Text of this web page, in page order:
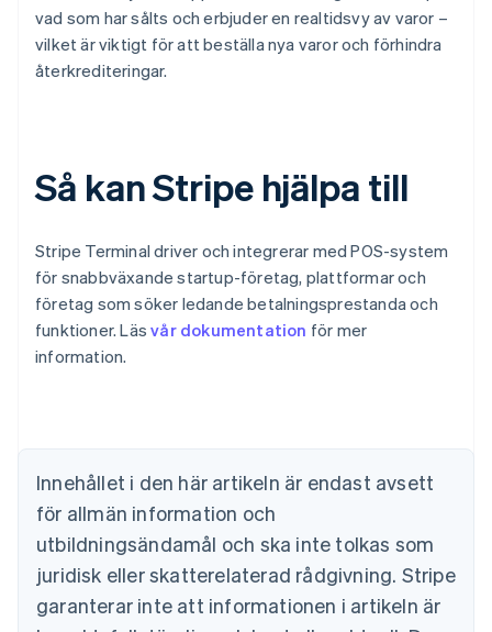
vad som har sålts och erbjuder en realtidsvy av varor –
vilket är viktigt för att beställa nya varor och förhindra
återkrediteringar.
Så kan Stripe hjälpa till
Stripe Terminal driver och integrerar med POS-system
för snabbväxande startup-företag, plattformar och
företag som söker ledande betalningsprestanda och
funktioner. Läsvår dokumentation för mer
information.
Innehållet i den här artikeln är endast avsett
för allmän information och
utbildningsändamål och ska inte tolkas som
juridisk eller skatterelaterad rådgivning. Stripe
garanterar inte att informationen i artikeln är
Nederlands Français Deutsch English
Brasilien
Português English
Bulgarien
English
English